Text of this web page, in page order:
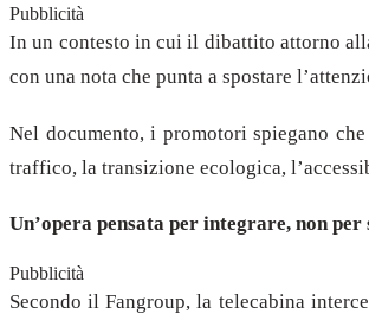
Pubblicità
In un contesto in cui il dibattito attorno
con una nota che punta a spostare
Nel documento, i promotori spiegano
traffico, la transizione ecologica,
Un’opera pensata per integrare, non
Pubblicità
Secondo il Fangroup, la telecabina